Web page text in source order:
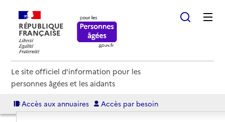
RÉPUBLIQUE
FRANÇAISE
Le site officiel d'information pour les
personnes âgées et les aidants
Accès aux annuaires Accès par besoin